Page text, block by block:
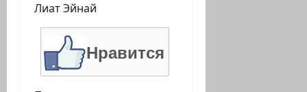
Лиат Эйнай
Нравится